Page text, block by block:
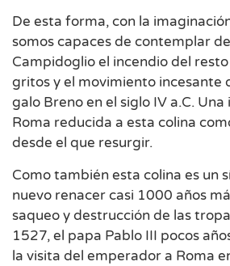
De esta forma, con la
somos capaces de contemplar
Campidoglio el incendio del
gritos y el movimiento incesante
galo Breno en el siglo IV a.C. Una
Roma reducida a esta colina
desde el que resurgir.
Como también esta colina es un
nuevo renacer casi 1000 años
saqueo y destrucción de las
1527, el papa Pablo III pocos
la visita del emperador a Roma